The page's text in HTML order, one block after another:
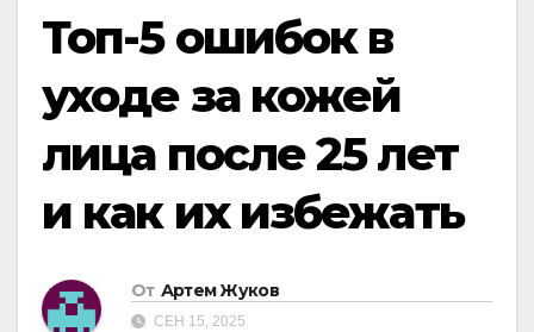
Топ-5 ошибок в
уходе за кожей
лица после 25 лет
и как их избежать
От Артем Жуков
СЕН 15, 2025